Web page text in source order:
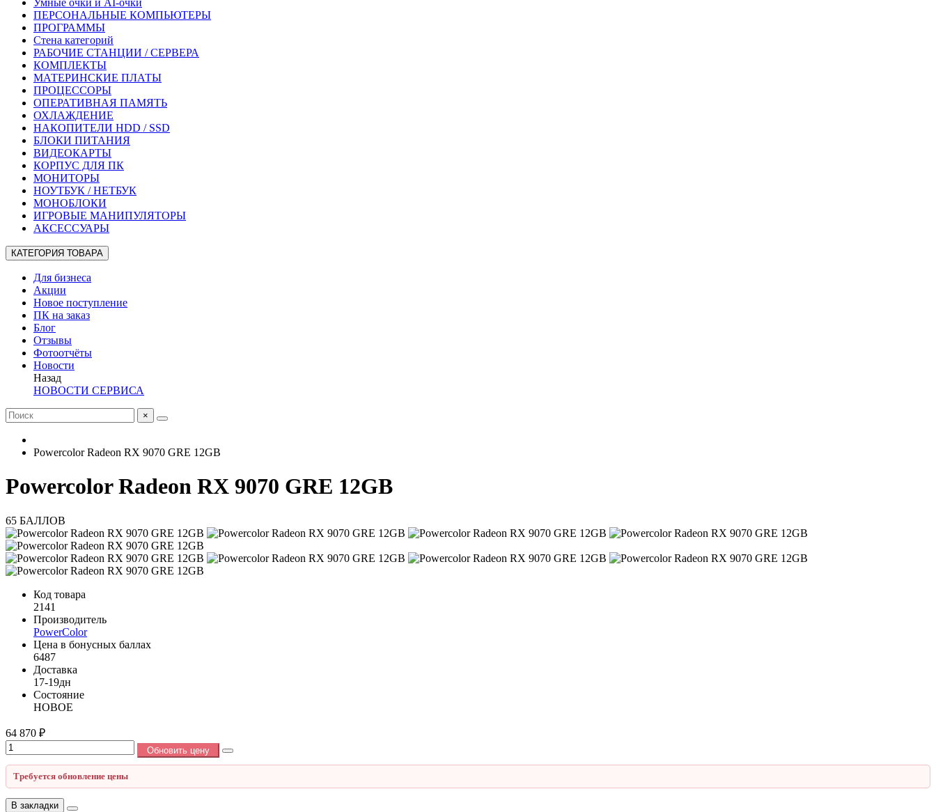
Умные очки и AI-очки
ПЕРСОНАЛЬНЫЕ КОМПЬЮТЕРЫ
ПРОГРАММЫ
Стена категорий
РАБОЧИЕ СТАНЦИИ / СЕРВЕРА
КОМПЛЕКТЫ
МАТЕРИНСКИЕ ПЛАТЫ
ПРОЦЕССОРЫ
ОПЕРАТИВНАЯ ПАМЯТЬ
ОХЛАЖДЕНИЕ
НАКОПИТЕЛИ HDD / SSD
БЛОКИ ПИТАНИЯ
ВИДЕОКАРТЫ
КОРПУС ДЛЯ ПК
МОНИТОРЫ
НОУТБУК / НЕТБУК
МОНОБЛОКИ
ИГРОВЫЕ МАНИПУЛЯТОРЫ
АКСЕССУАРЫ
КАТЕГОРИЯ ТОВАРА
Для бизнеса
Акции
Новое поступление
ПК на заказ
Блог
Отзывы
Фотоотчёты
Новости
Назад
НОВОСТИ СЕРВИСА
×
Powercolor Radeon RX 9070 GRE 12GB
Powercolor Radeon RX 9070 GRE 12GB
65 БАЛЛОВ
Код товара
2141
Производитель
PowerColor
Цена в бонусных баллах
6487
Доставка
17-19дн
Состояние
НОВОЕ
64 870 ₽
Обновить цену
Требуется обновление цены
В закладки